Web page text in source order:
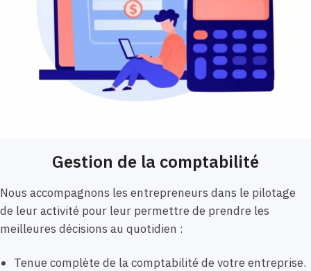
Gestion de la comptabilité
Nous accompagnons les entrepreneurs dans le pilotage
de leur activité pour leur permettre de prendre les
meilleures décisions au quotidien :
Tenue complète de la comptabilité de votre entreprise.